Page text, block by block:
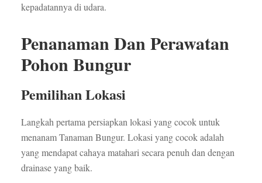
kepadatannya di udara.
Penanaman Dan Perawatan
Pohon Bungur
Pemilihan Lokasi
Langkah pertama persiapkan lokasi yang cocok untuk
menanam Tanaman Bungur. Lokasi yang cocok adalah
yang mendapat cahaya matahari secara penuh dan dengan
drainase yang baik.